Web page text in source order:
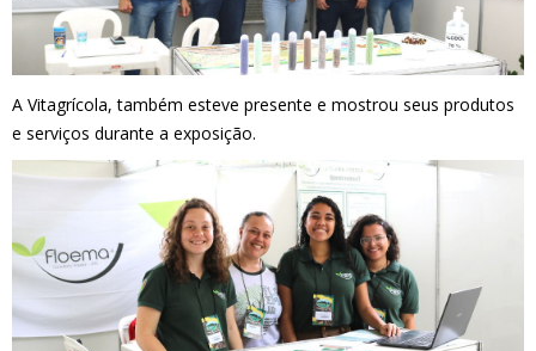
A Vitagrícola, também esteve presente e mostrou seus produtos
e serviços durante a exposição.